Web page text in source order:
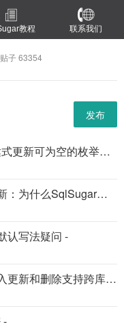
教程 联系我们
子 63354
发布
[SqlSugar] PostgreSQL表达式更新可为空的枚举字段报错 -
[SqlSugar] 关于快速批量更新：为什么SqlSugar中Storageable中的BulkUpdate只更新一条记录 -
认写法疑问 -
[SqlSugar] 什么时候导航插入更新和删除支持跨库呀，有计划吗？ -